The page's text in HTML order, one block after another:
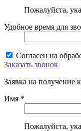
Пожалуйста,
Удобное время для
Согласен на
Заказать звонок
Заявка на получение
Имя *
Пожалуйста,